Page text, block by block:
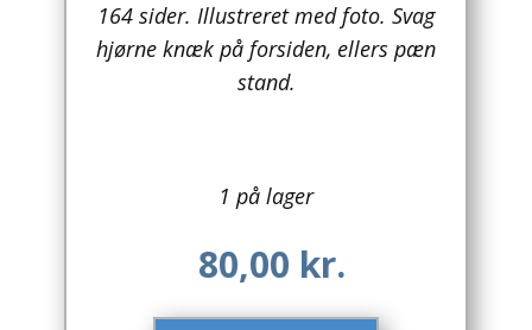
Arkæologi
164 sider. Illustreret med foto. Svag
hjørne knæk på forsiden, ellers pæn
stand.
1 på lager
80,00 kr.